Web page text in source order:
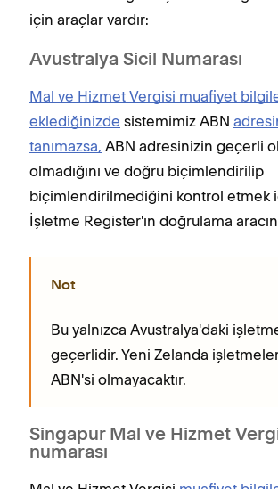
için araçlar vardır:
Avustralya Sicil Numarası
Mal ve Hizmet Vergisi muafiyet
eklediğinizde sistemimiz ABN
tanımazsa, ABN adresinizin geçerli
olmadığını ve doğru biçimlendirilip
biçimlendirilmediğini kontrol etmek
İşletme Register'ın doğrulama
Not
Bu yalnızca Avustralya'daki
geçerlidir. Yeni Zelanda
ABN'si olmayacaktır.
Singapur Mal ve Hizmet
numarası